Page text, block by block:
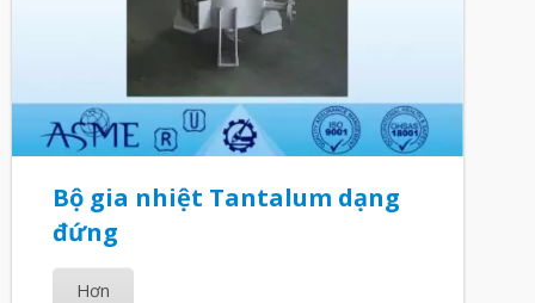
Bộ gia nhiệt Tantalum dạng
đứng
Hơn